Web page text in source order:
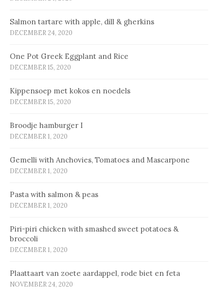
Salmon tartare with apple, dill & gherkins
DECEMBER 24, 2020
One Pot Greek Eggplant and Rice
DECEMBER 15, 2020
Kip­pen­soep met ko­kos en noe­dels
DECEMBER 15, 2020
Broodje hamburger I
DECEMBER 1, 2020
Gemelli with Anchovies, Tomatoes and Mascarpone
DECEMBER 1, 2020
Pasta with salmon & peas
DECEMBER 1, 2020
Piri-piri chicken with smashed sweet potatoes &
broccoli
DECEMBER 1, 2020
Plaat­taart van zoe­te aard­ap­pel, ro­de biet en fe­ta
NOVEMBER 24, 2020